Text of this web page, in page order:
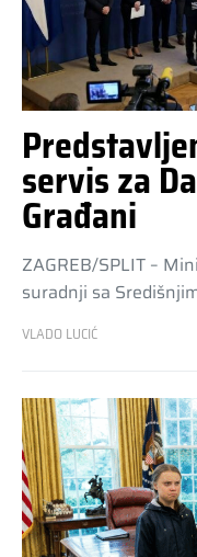
servis za
Građani
ZAGREB/SPLIT –
suradnji sa
VLADO LUCIĆ